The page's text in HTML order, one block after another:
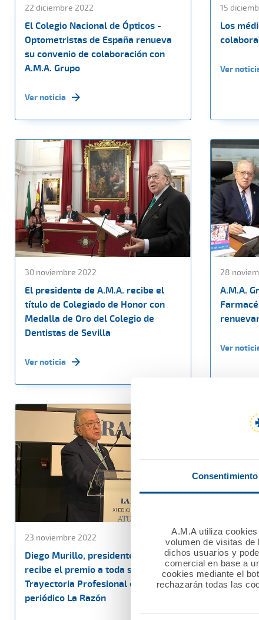
Consentimiento
A.M.A utiliza
volumen de visitas de
dichos usuarios y
comercial en base a
cookies mediante el
rechazarán todas las
22 diciembre 2022
El Colegio Nacional de Ópticos -
Optometristas de España renueva
su convenio de colaboración con
A.M.A. Grupo
Ver noticia
15
Los
Ver
30 noviembre 2022
El presidente de A.M.A. recibe el
título de Colegiado de Honor con
Medalla de Oro del Colegio de
Dentistas de Sevilla
Ver noticia
28
A.M.A.
Ver
23 noviembre 2022
Diego Murillo, presidente de A.M.A.,
recibe el premio a toda su
Trayectoria Profesional en el
periódico La Razón
18
Lección
de los